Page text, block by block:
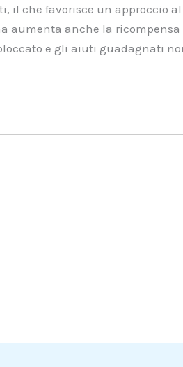
il che favorisce un approccio
aumenta anche la ricompensa
e gli aiuti guadagnati